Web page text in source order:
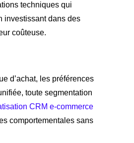
techniques qui
investissant dans des
coûteuse.
d’achat, les préférences
toute segmentation
CRM e-commerce
comportementales sans